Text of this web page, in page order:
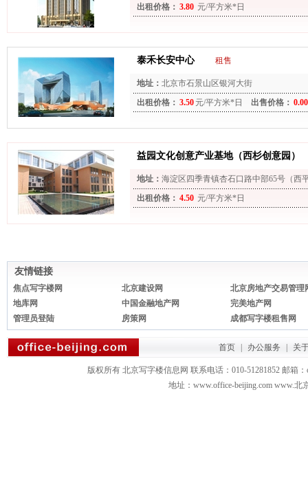
出租价格： 3.80 元/平方米*日
泰禾长安中心 租售
地址： 北京市石景山区银河大街
出租价格： 3.50 元/平方米*日 出售价格： 0.00
益园文化创意产业基地（西杉创意园）
地址： 海淀区四季青镇杏石口路中部65号（西
出租价格： 4.50 元/平方米*日
友情链接
焦点写字楼网 北京建设网
北京房地产交易管理
地库网
中国金融地产网
完美地产网
管理员登陆
房策网 成都写字楼租售网
首页 办公服务 关
版权所有 北京写字楼信息网 联系电话：010-51281852 邮箱：
地址：www.office-beijing.com www.